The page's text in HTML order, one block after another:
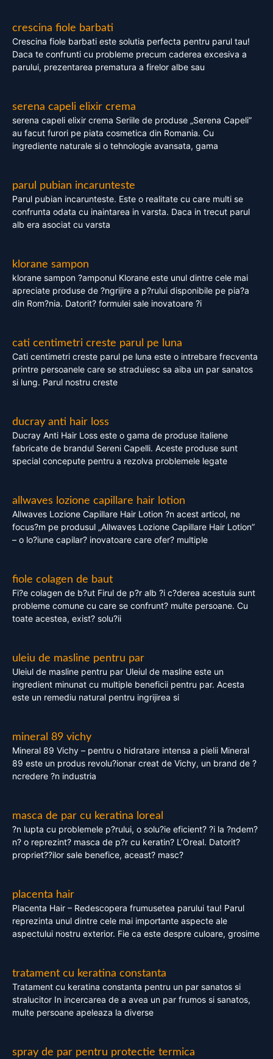
crescina fiole barbati
Crescina fiole barbati este solutia perfecta pentru parul tau!
Daca te confrunti cu probleme precum caderea excesiva a
parului, prezentarea prematura a firelor albe sau
serena capeli elixir crema
serena capeli elixir crema Seriile de produse „Serena Capeli”
au facut furori pe piata cosmetica din Romania. Cu
ingrediente naturale si o tehnologie avansata, gama
parul pubian incarunteste
Parul pubian incarunteste. Este o realitate cu care multi se
confrunta odata cu inaintarea in varsta. Daca in trecut parul
alb era asociat cu varsta
klorane sampon
klorane sampon ?amponul Klorane este unul dintre cele mai
apreciate produse de ?ngrijire a p?rului disponibile pe pia?a
din Rom?nia. Datorit? formulei sale inovatoare ?i
cati centimetri creste parul pe luna
Cati centimetri creste parul pe luna este o intrebare frecventa
printre persoanele care se straduiesc sa aiba un par sanatos
si lung. Parul nostru creste
ducray anti hair loss
Ducray Anti Hair Loss este o gama de produse italiene
fabricate de brandul Sereni Capelli. Aceste produse sunt
special concepute pentru a rezolva problemele legate
allwaves lozione capillare hair lotion
Allwaves Lozione Capillare Hair Lotion ?n acest articol, ne
focus?m pe produsul „Allwaves Lozione Capillare Hair Lotion”
– o lo?iune capilar? inovatoare care ofer? multiple
fiole colagen de baut
Fi?e colagen de b?ut Firul de p?r alb ?i c?derea acestuia sunt
probleme comune cu care se confrunt? multe persoane. Cu
toate acestea, exist? solu?ii
uleiu de masline pentru par
Uleiul de masline pentru par Uleiul de masline este un
ingredient minunat cu multiple beneficii pentru par. Acesta
este un remediu natural pentru ingrijirea si
mineral 89 vichy
Mineral 89 Vichy – pentru o hidratare intensa a pielii Mineral
89 este un produs revolu?ionar creat de Vichy, un brand de ?
ncredere ?n industria
masca de par cu keratina loreal
?n lupta cu problemele p?rului, o solu?ie eficient? ?i la ?ndem?
n? o reprezint? masca de p?r cu keratin? L’Oreal. Datorit?
propriet??ilor sale benefice, aceast? masc?
placenta hair
Placenta Hair – Redescopera frumusetea parului tau! Parul
reprezinta unul dintre cele mai importante aspecte ale
aspectului nostru exterior. Fie ca este despre culoare, grosime
tratament cu keratina constanta
Tratament cu keratina constanta pentru un par sanatos si
stralucitor In incercarea de a avea un par frumos si sanatos,
multe persoane apeleaza la diverse
spray de par pentru protectie termica